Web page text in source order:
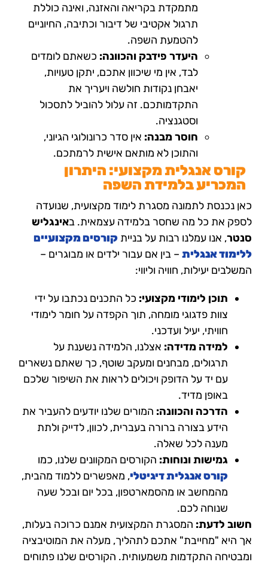
מתמקדת בקריאה והאזנה, ואינה כוללת
תרגול אקטיבי של דיבור וכתיבה, החיוניים
להטמעת השפה.
היעדר פידבק והכוונה: כשאתם לומדים
לבד, אין מי שיכוון אתכם, יתקן טעויות,
יאבחן נקודות חולשה ויעריך את
התקדמותכם. זה עלול להוביל לתסכול
וסטגנציה.
חוסר מבנה: אין סדר כרונולוגי הגיוני,
והתוכן לא מותאם אישית לרמתכם.
קורס אנגלית מקצועי: היתרון
המכריע בלמידת השפה
כאן נכנסת לתמונה מסגרת לימוד מקצועית, שנועדה
לספק את כל מה שחסר בלמידה עצמאית. באינגליש
סנטר, אנו עמלנו רבות על בניית קורסים מקצועיים
ללימוד אנגלית – בין אם עבור ילדים או מבוגרים –
המשלבים יעילות, חוויה וליווי:
תוכן לימודי מקצועי: כל התכנים נכתבו על ידי
צוות פדגוגי מומחה, תוך הקפדה על חומר לימודי
חוויתי, יעיל ועדכני.
למידה מדידה: אצלנו, הלמידה נשענת על
תרגולים, מבחנים ומעקב שוטף, כך שאתם נשארים
עם יד על הדופק ויכולים לראות את השיפור שלכם
באופן מדיד.
הדרכה והכוונה: המורים שלנו יודעים להעביר את
הידע בצורה ברורה בעברית, לכוון, לדייק ולתת
מענה לכל שאלה.
גמישות ונוחות: הקורסים המקוונים שלנו, כמו
קורס אנגלית דיגיטלי, מאפשרים ללמוד מהבית,
מהמחשב או מהסמארטפון, בכל יום ובכל שעה
שנוחה לכם.
חשוב לדעת: המסגרת המקצועית אמנם כרוכה בעלות,
אך היא "מחייבת" אתכם לתהליך, מעלה את המוטיבציה
ומבטיחה התקדמות משמעותית. הקורסים שלנו פתוחים